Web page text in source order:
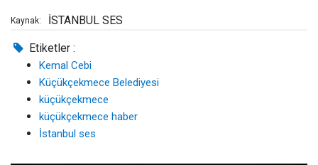
Kaynak: İSTANBUL SES
Etiketler :
Kemal Cebi
Küçükçekmece Belediyesi
küçükçekmece
küçükçekmece haber
İstanbul ses